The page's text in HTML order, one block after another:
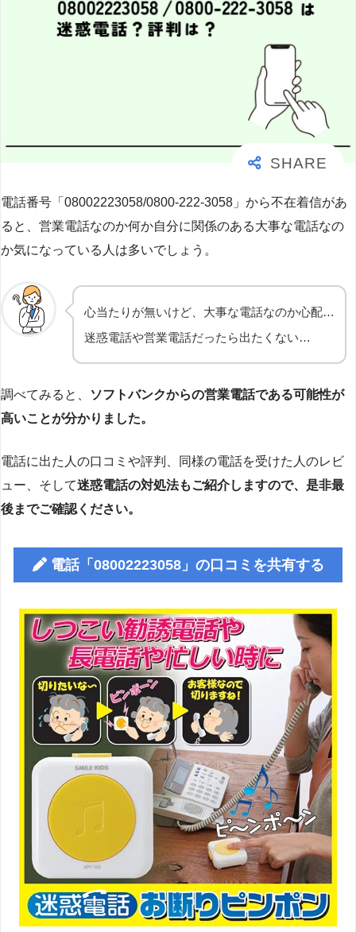
電話番号「08002223058/0800-222-3058」から不在着信があ
ると、営業電話なのか何か自分に関係のある大事な電話なの
か気になっている人は多いでしょう。
心当たりが無いけど、大事な電話なのか心配…
迷惑電話や営業電話だったら出たくない…
調べてみると、
ソフトバンクからの営業電話である可能性が
高いことが分かりました。
電話に出た人の口コミや評判、同様の電話を受けた人のレビ
ュー、そして迷惑電話の対処法もご紹介しますので、是非最
後までご確認ください。
電話「08002223058」の口コミを共有する